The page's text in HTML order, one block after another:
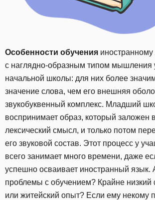
Особенности обучения
с наглядно-образным типом мышления
начальной школы: для них более
значение слова, чем его внешняя
звукобуквенный комплекс. Младший
воспринимает образ, который заложен
лексический смысл, и только потом
его звуковой состав. Этот процесс у
всего занимает много времени, даже
успешно осваивает иностранный язык.
проблемы с обучением? Крайне низкий
или житейский опыт? Если ему некому